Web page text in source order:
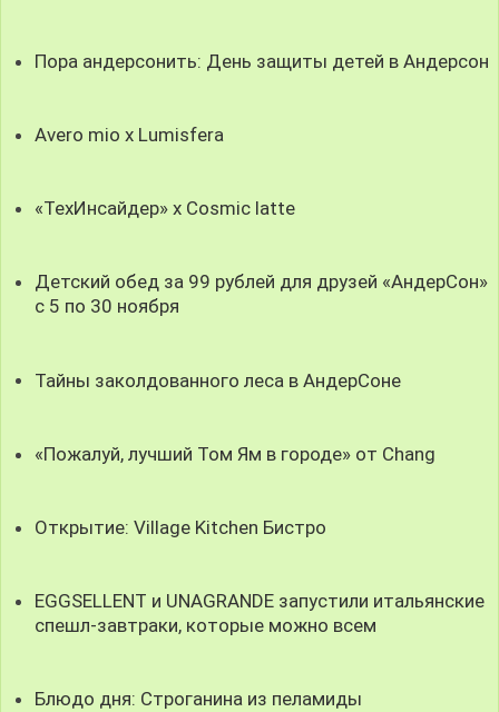
Пора андерсонить: День защиты детей в Андерсон
Avero mio x Lumisfera
«ТехИнсайдер» х Cosmic latte
Детский обед за 99 рублей для друзей «АндерСон»
с 5 по 30 ноября
Тайны заколдованного леса в АндерСоне
«Пожалуй, лучший Том Ям в городе» от Chang
Открытие: Village Kitchen Бистро
EGGSELLENT и UNAGRANDE запустили итальянские
спешл-завтраки, которые можно всем
Блюдо дня: Строганина из пеламиды